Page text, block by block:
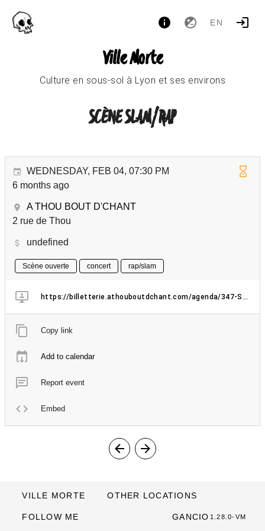
EN
Ville Morte
Culture en sous-sol à Lyon et ses environs
SCÈNE SLAM/RAP
WEDNESDAY, FEB 04, 07:30 PM
6 months ago
A THOU BOUT D'CHANT
2 rue de Thou
undefined
Scène ouverte concert rap/slam
https://billetterie.athouboutdchant.com/agenda/347-Scene-Slam-Rap
Copy link
Add to calendar
Report event
Embed
VILLE MORTE OTHER LOCATIONS
FOLLOW ME GANCIO 1.28.0-VM